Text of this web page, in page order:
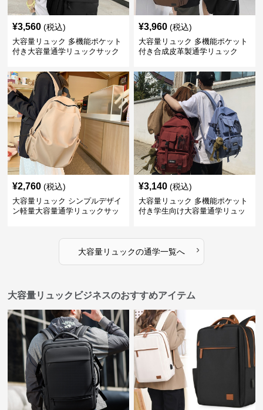
¥3,560 (税込)
大容量リュック 多機能ポケット
付き大容量通学リュックサック
¥3,960 (税込)
大容量リュック 多機能ポケット
付き合成皮革製通学リュック
¥2,760 (税込)
大容量リュック シンプルデザイ
ン軽量大容量通学リュックサッ
¥3,140 (税込)
大容量リュック 多機能ポケット
付き学生向け大容量通学リュッ
大容量リュックの通学一覧へ ›
大容量リュックビジネスのおすすめアイテム